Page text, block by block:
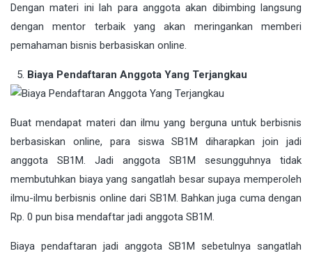
Dengan materi ini lah para anggota akan dibimbing langsung
dengan mentor terbaik yang akan meringankan memberi
pemahaman bisnis berbasiskan online.
Biaya Pendaftaran Anggota Yang Terjangkau
Buat mendapat materi dan ilmu yang berguna untuk berbisnis
berbasiskan online, para siswa SB1M diharapkan join jadi
anggota SB1M. Jadi anggota SB1M sesungguhnya tidak
membutuhkan biaya yang sangatlah besar supaya memperoleh
ilmu-ilmu berbisnis online dari SB1M. Bahkan juga cuma dengan
Rp. 0 pun bisa mendaftar jadi anggota SB1M.
Biaya pendaftaran jadi anggota SB1M sebetulnya sangatlah